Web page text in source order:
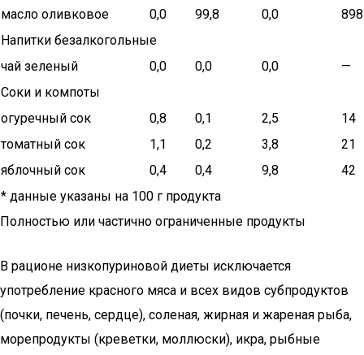
масло оливковое 0,0 99,8 0,0
898
Напитки безалкогольные
чай зеленый
0,0 0,0 0,0
—
Соки и компоты
огуречный сок
0,8 0,1 2,5
14
томатный сок
1,1 0,2 3,8
21
яблочный сок
0,4 0,4 9,8
42
* данные указаны на 100 г продукта
Полностью или частично ограниченные продукты
В рационе низкопуриновой диеты исключается
употребление красного мяса и всех видов субпродуктов
(почки, печень, сердце), соленая, жирная и жареная рыба,
морепродукты (креветки, моллюски), икра, рыбные